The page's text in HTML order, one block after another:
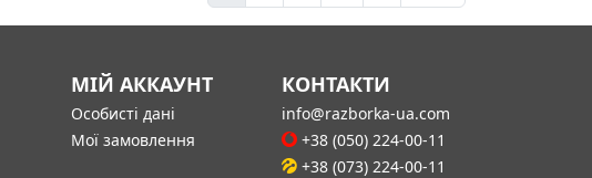
МІЙ АККАУНТ
Особисті дані
Мої замовлення
КОНТАКТИ
info@razborka-ua.com
+38 (050) 224-00-11
+38 (073) 224-00-11